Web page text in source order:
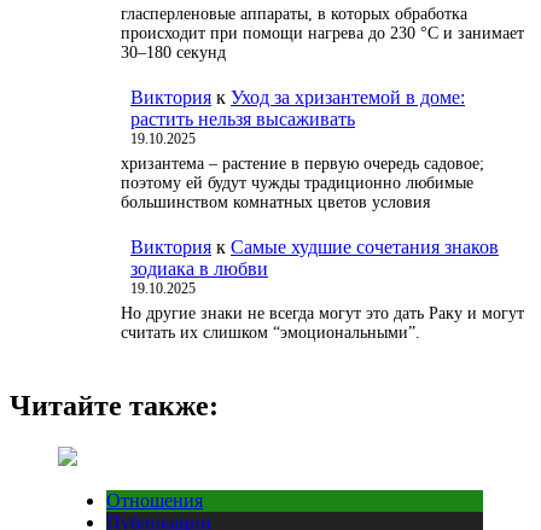
гласперленовые аппараты, в которых обработка
происходит при помощи нагрева до 230 °С и занимает
30–180 секунд
Виктория к Уход за хризантемой в доме:
растить нельзя высаживать
19.10.2025
хризантема – растение в первую очередь садовое;
поэтому ей будут чужды традиционно любимые
большинством комнатных цветов условия
Виктория к Самые худшие сочетания знаков
зодиака в любви
19.10.2025
Но другие знаки не всегда могут это дать Раку и могут
считать их слишком “эмоциональными”.
Читайте также:
Отношения
Публикации